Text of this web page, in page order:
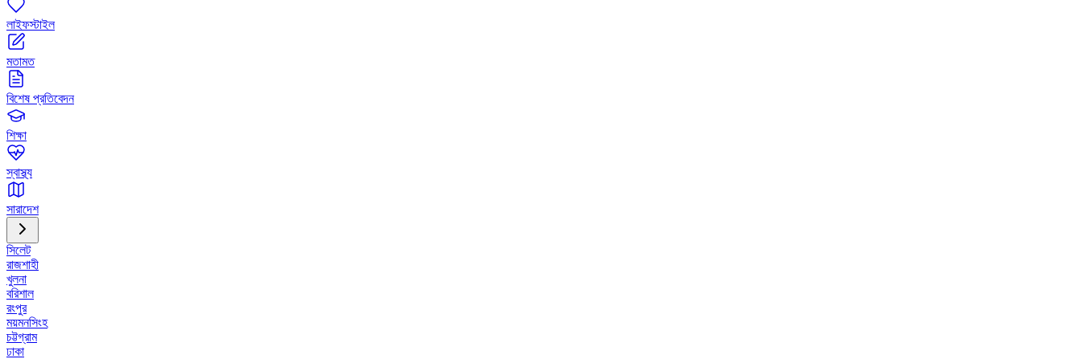
লাইফস্টাইল
মতামত
বিশেষ প্রতিবেদন
শিক্ষা
স্বাস্থ্য
সারাদেশ
সিলেট
রাজশাহী
খুলনা
বরিশাল
রংপুর
ময়মনসিংহ
চট্টগ্রাম
ঢাকা